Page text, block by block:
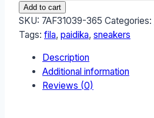
Sneakers
Γκρι
365
quantity
Add to cart
SKU: 7AF31039-365 Categories:
Tags: fila, paidika, sneakers
Description
Additional information
Reviews (0)